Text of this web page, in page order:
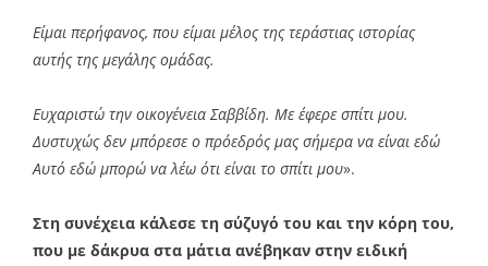
Είμαι περήφανος, που είμαι μέλος της τεράστιας ιστορίας
αυτής της μεγάλης ομάδας.
Ευχαριστώ την οικογένεια Σαββίδη. Με έφερε σπίτι μου.
Δυστυχώς δεν μπόρεσε ο πρόεδρός μας σήμερα να είναι εδώ
Αυτό εδώ μπορώ να λέω ότι είναι το σπίτι μου».
Στη συνέχεια κάλεσε τη σύζυγό του και την κόρη του,
που με δάκρυα στα μάτια ανέβηκαν στην ειδική